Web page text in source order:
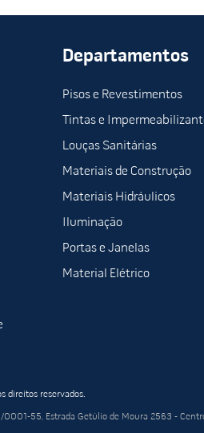
Departamentos
Pisos e Revestimentos
Tintas e
Louças Sanitárias
Materiais de Construção
Materiais Hidráulicos
Iluminação
Portas e Janelas
Material Elétrico
direitos reservados.
0001-55, Estrada Getúlio de Moura 2563 -